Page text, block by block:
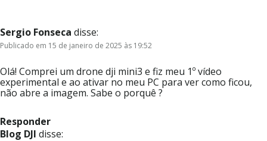
Sergio Fonseca disse:
Publicado em 15 de janeiro de 2025 às 19:52
Olá! Comprei um drone dji mini3 e fiz meu 1º vídeo
experimental e ao ativar no meu PC para ver como ficou,
não abre a imagem. Sabe o porquê ?
Responder
Blog DJI disse: